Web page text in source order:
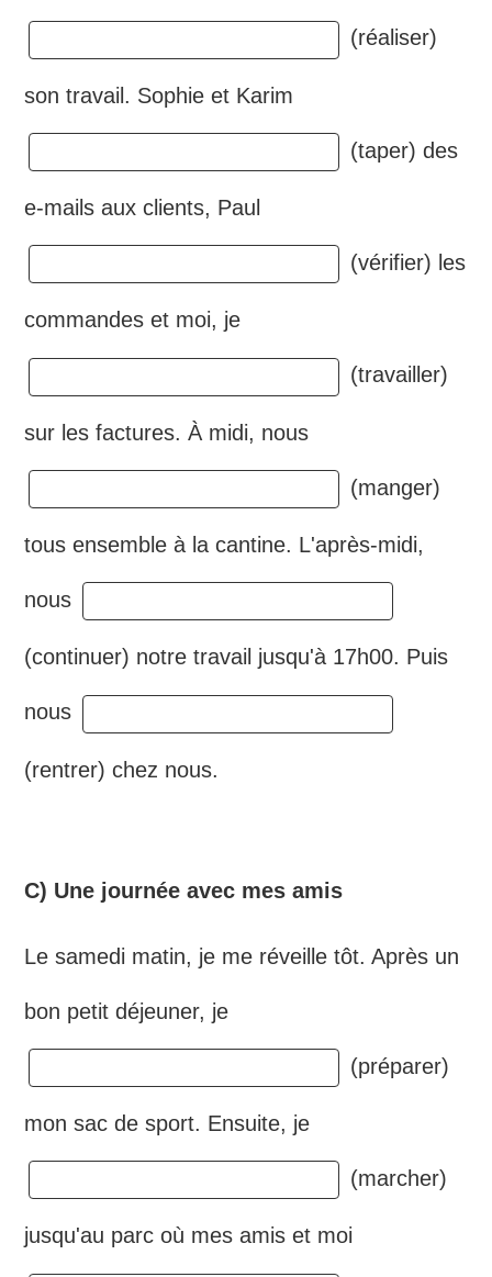
(réaliser)
son travail. Sophie et Karim
(taper) des
e-mails aux clients, Paul
(vérifier) les
commandes et moi, je
(travailler)
sur les factures. À midi, nous
(manger)
tous ensemble à la cantine. L'après-midi,
nous
(continuer) notre travail jusqu'à 17h00. Puis
nous
(rentrer) chez nous.
C) Une journée avec mes amis
Le samedi matin, je me réveille tôt. Après un
bon petit déjeuner, je
(préparer)
mon sac de sport. Ensuite, je
(marcher)
jusqu'au parc où mes amis et moi